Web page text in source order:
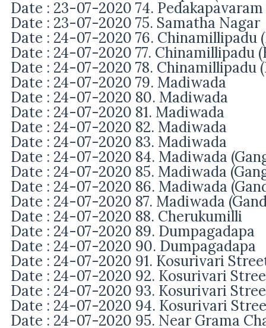
Date : 23-07-2020 74. Pedakapavaram
Date : 23-07-2020 75. Samatha Nagar
Date : 24-07-2020 76. Chinamillipadu
Date : 24-07-2020 77. Chinamillipadu
Date : 24-07-2020 78. Chinamillipadu
Date : 24-07-2020 79. Madiwada
Date : 24-07-2020 80. Madiwada
Date : 24-07-2020 81. Madiwada
Date : 24-07-2020 82. Madiwada
Date : 24-07-2020 83. Madiwada
Date : 24-07-2020 84. Madiwada
Date : 24-07-2020 85. Madiwada
Date : 24-07-2020 86. Madiwada
Date : 24-07-2020 87. Madiwada
Date : 24-07-2020 88. Cherukumilli
Date : 24-07-2020 89. Dumpagadapa
Date : 24-07-2020 90. Dumpagadapa
Date : 24-07-2020 91. Kosurivari
Date : 24-07-2020 92. Kosurivari
Date : 24-07-2020 93. Kosurivari
Date : 24-07-2020 94. Kosurivari
Date : 24-07-2020 95. Near Grama